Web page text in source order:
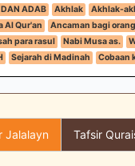
ADAB Akhlak Akhlak-
Al Qur'an
Ancaman bagi
para rasul
Nabi Musa as.
Sejarah di Madinah Cobaan
Jalalayn Tafsir